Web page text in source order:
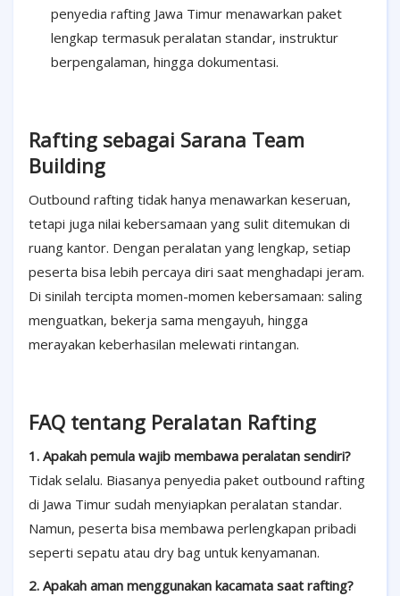
penyedia rafting Jawa Timur menawarkan paket
lengkap termasuk peralatan standar, instruktur
berpengalaman, hingga dokumentasi.
Rafting sebagai Sarana Team
Building
Outbound rafting tidak hanya menawarkan keseruan,
tetapi juga nilai kebersamaan yang sulit ditemukan di
ruang kantor. Dengan peralatan yang lengkap, setiap
peserta bisa lebih percaya diri saat menghadapi jeram.
Di sinilah tercipta momen-momen kebersamaan: saling
menguatkan, bekerja sama mengayuh, hingga
merayakan keberhasilan melewati rintangan.
FAQ tentang Peralatan Rafting
1. Apakah pemula wajib membawa peralatan sendiri?
Tidak selalu. Biasanya penyedia paket outbound rafting
di Jawa Timur sudah menyiapkan peralatan standar.
Namun, peserta bisa membawa perlengkapan pribadi
seperti sepatu atau dry bag untuk kenyamanan.
2. Apakah aman menggunakan kacamata saat rafting?